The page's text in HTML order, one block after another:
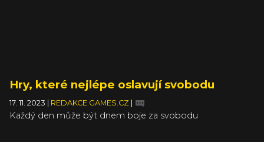
Hry, které nejlépe oslavují svobodu
17. 11. 2023 REDAKCE GAMES.CZ
Každý den může být dnem boje za svobodu